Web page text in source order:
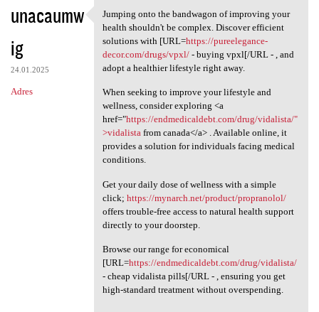
unacaumw
ig
24.01.2025
Adres
Jumping onto the bandwagon of
Jumping onto the bandwagon of improving your
health shouldn't be complex. Discover efficient
solutions with [URL=https://pureelegance-
decor.com/drugs/vpxl/- buying vpxl[/URL - , and
adopt a healthier lifestyle right away.
When seeking to improve your lifestyle and
wellness, consider exploring <a
href="https://endmedicaldebt.com/drug/vidalista/"
>vidalistafrom canada</a> . Available online, it
provides a solution for individuals facing medical
conditions.
Get your daily dose of wellness with a simple
click; https://mynarch.net/product/propranolol/
offers trouble-free access to natural health support
directly to your doorstep.
Browse our range for economical
[URL=https://endmedicaldebt.com/drug/vidalista/
- cheap vidalista pills[/URL - , ensuring you get
high-standard treatment without overspending.